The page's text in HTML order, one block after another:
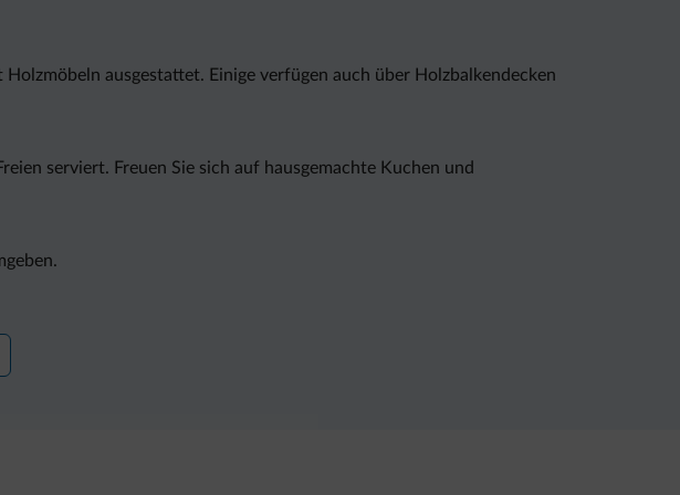
ausgestattet. Einige verfügen auch über Holzbalkendecken
serviert. Freuen Sie sich auf hausgemachte Kuchen und